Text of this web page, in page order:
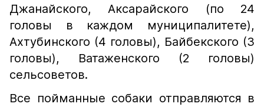
Джанайского, Аксарайского (по 24
головы в каждом муниципалитете),
Ахтубинского (4 головы), Байбекского (3
головы), Ватаженского (2 головы)
сельсоветов.
Все пойманные собаки отправляются в